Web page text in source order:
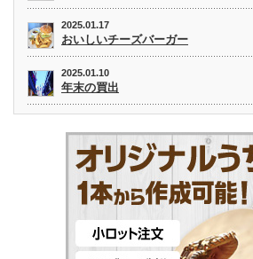
2025.01.17
おいしいチーズバーガー
2025.01.10
年末の買出